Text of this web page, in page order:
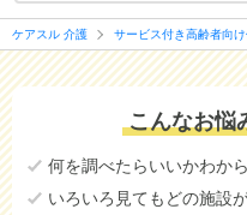
ケアスル 介護 サービス付き高齢者向
こんなお悩
何を調べたらいいかわか
いろいろ見てもどの施設